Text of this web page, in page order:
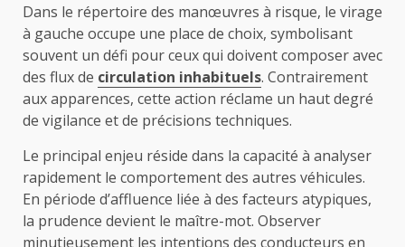
Dans le répertoire des manœuvres à risque, le virage
à gauche occupe une place de choix, symbolisant
souvent un défi pour ceux qui doivent composer avec
des flux de circulation inhabituels. Contrairement
aux apparences, cette action réclame un haut degré
de vigilance et de précisions techniques.
Le principal enjeu réside dans la capacité à analyser
rapidement le comportement des autres véhicules.
En période d’affluence liée à des facteurs atypiques,
la prudence devient le maître-mot. Observer
minutieusement les intentions des conducteurs en